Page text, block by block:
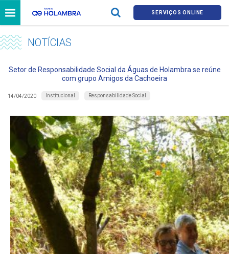
SERVIÇOS ONLINE
NOTÍCIAS
Setor de Responsabilidade Social da Águas de Holambra se reúne
com grupo Amigos da Cachoeira
14/04/2020 Institucional Responsabilidade Social